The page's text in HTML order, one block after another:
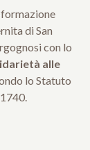
di San
con lo
alle
lo Statuto